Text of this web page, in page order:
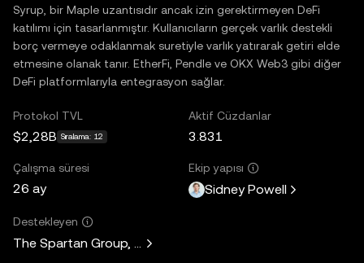
Syrup, bir Maple uzantısıdır ancak izin gerektirmeyen DeFi
katılımı için tasarlanmıştır. Kullanıcıların gerçek varlık destekli
borç vermeye odaklanmak suretiyle varlık yatırarak getiri elde
etmesine olanak tanır. EtherFi, Pendle ve OKX Web3 gibi diğer
DeFi platformlarıyla entegrasyon sağlar.
Protokol TVL
$2,28B Sıralama: 12
Aktif Cüzdanlar
3.831
Çalışma süresi
26 ay
Ekip yapısı
Sidney Powell
Destekleyen
The Spartan Group, GSR, Cherry Crypto, Tioga Capital,